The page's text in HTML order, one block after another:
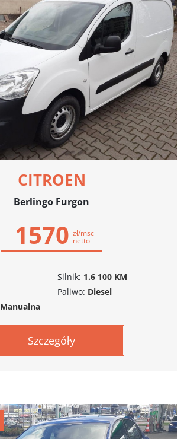
CITROEN
Berlingo Furgon
1570 zł/msc
netto
Silnik: 1.6 100 KM
Paliwo: Diesel
Manualna
Szczegóły